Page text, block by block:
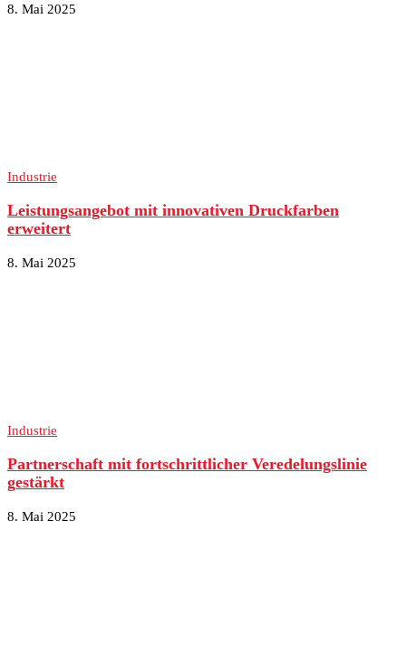
8. Mai 2025
Industrie
Leistungsangebot mit innovativen Druckfarben
erweitert
8. Mai 2025
Industrie
Partnerschaft mit fortschrittlicher Veredelungslinie
gestärkt
8. Mai 2025